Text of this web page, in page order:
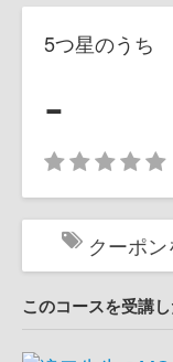
5つ星のうち
-
クーポ
このコースを受講